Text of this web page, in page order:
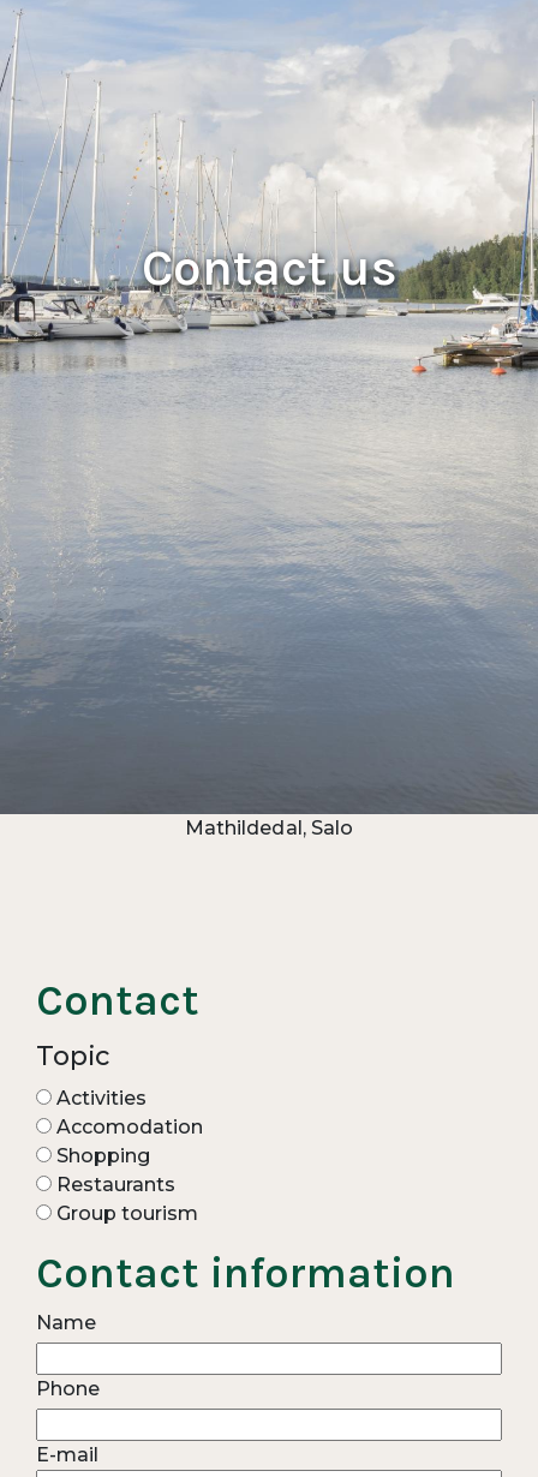
Contact us
Mathildedal, Salo
Contact
Topic
Activities
Accomodation
Shopping
Restaurants
Group tourism
Contact information
Name
Phone
E-mail